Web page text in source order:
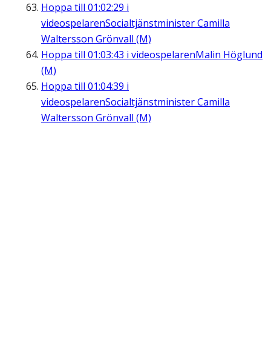
Hoppa till 01:02:29 i
videospelarenSocialtjänstminister Camilla
Waltersson Grönvall (M)
Hoppa till 01:03:43 i videospelarenMalin Höglund
(M)
Hoppa till 01:04:39 i
videospelarenSocialtjänstminister Camilla
Waltersson Grönvall (M)